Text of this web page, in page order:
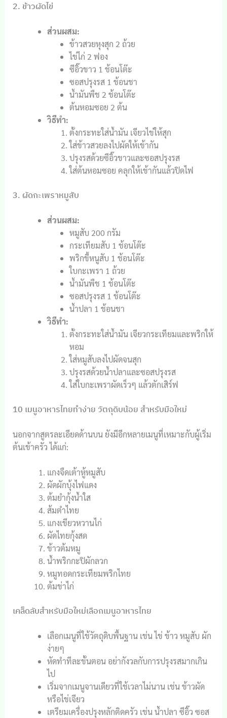
2. ข้าวผัดไข่
ส่วนผสม:
ข้าวสวยหุงสุก 2 ถ้วย
ไข่ไก่ 2 ฟอง
ซีอิ๊วขาว 1 ช้อนโต๊ะ
ซอสปรุงรส 1 ช้อนชา
น้ำมันพืช 2 ช้อนโต๊ะ
ต้นหอมซอย 2 ต้น
วิธีทำ:
ตั้งกระทะใส่น้ำมัน เจียวไข่ให้สุก
ใส่ข้าวสวยลงไปผัดให้เข้ากัน
ปรุงรสด้วยซีอิ๊วขาวและซอสปรุงรส
ใส่ต้นหอมซอย คลุกให้เข้ากันแล้วปิดไฟ
3. ผัดกะเพราหมูสับ
ส่วนผสม:
หมูสับ 200 กรัม
กระเทียมสับ 1 ช้อนโต๊ะ
พริกขี้หนูสับ 1 ช้อนโต๊ะ
ใบกะเพรา 1 ถ้วย
น้ำมันพืช 1 ช้อนโต๊ะ
ซอสปรุงรส 1 ช้อนโต๊ะ
น้ำปลา 1 ช้อนชา
วิธีทำ:
ตั้งกระทะใส่น้ำมัน เจียวกระเทียมและพริกให้
หอม
ใส่หมูสับลงไปผัดจนสุก
ปรุงรสด้วยน้ำปลาและซอสปรุงรส
ใส่ใบกะเพราผัดเร็วๆ แล้วตักเสิร์ฟ
10 เมนูอาหารไทยทำง่าย วัตถุดิบน้อย สำหรับมือใหม่
นอกจากสูตรละเอียดด้านบน ยังมีอีกหลายเมนูที่เหมาะกับผู้เริ่ม
ต้นเข้าครัว ได้แก่:
แกงจืดเต้าหู้หมูสับ
ผัดผักบุ้งไฟแดง
ต้มยำกุ้งน้ำใส
ส้มตำไทย
แกงเขียวหวานไก่
ผัดไทยกุ้งสด
ข้าวต้มหมู
น้ำพริกกะปิผักลวก
หมูทอดกระเทียมพริกไทย
ต้มข่าไก่
เคล็ดลับสำหรับมือใหม่เลือกเมนูอาหารไทย
เลือกเมนูที่ใช้วัตถุดิบพื้นฐาน เช่น ไข่ ข้าว หมูสับ ผัก
ง่ายๆ
หัดทำทีละขั้นตอน อย่ากังวลกับการปรุงรสมากเกิน
ไป
เริ่มจากเมนูจานเดียวที่ใช้เวลาไม่นาน เช่น ข้าวผัด
หรือไข่เจียว
เตรียมเครื่องปรุงหลักติดครัว เช่น น้ำปลา ซีอิ๊ว ซอส